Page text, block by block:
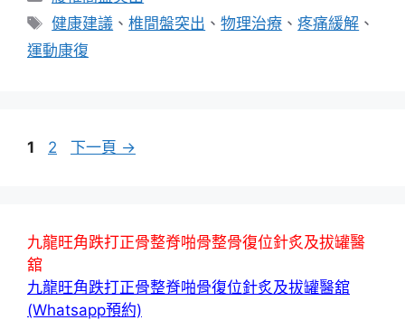
類
標
籤
健康建議 、椎間盤突出 、物理治療 、疼痛緩解 、
運動康復
頁
1
頁
2 下一頁 →
九龍旺角跌打正骨整脊啪骨整骨復位針炙及拔罐醫
舘
九龍旺角跌打正骨整脊啪骨復位針炙及拔罐醫舘
(Whatsapp預約)